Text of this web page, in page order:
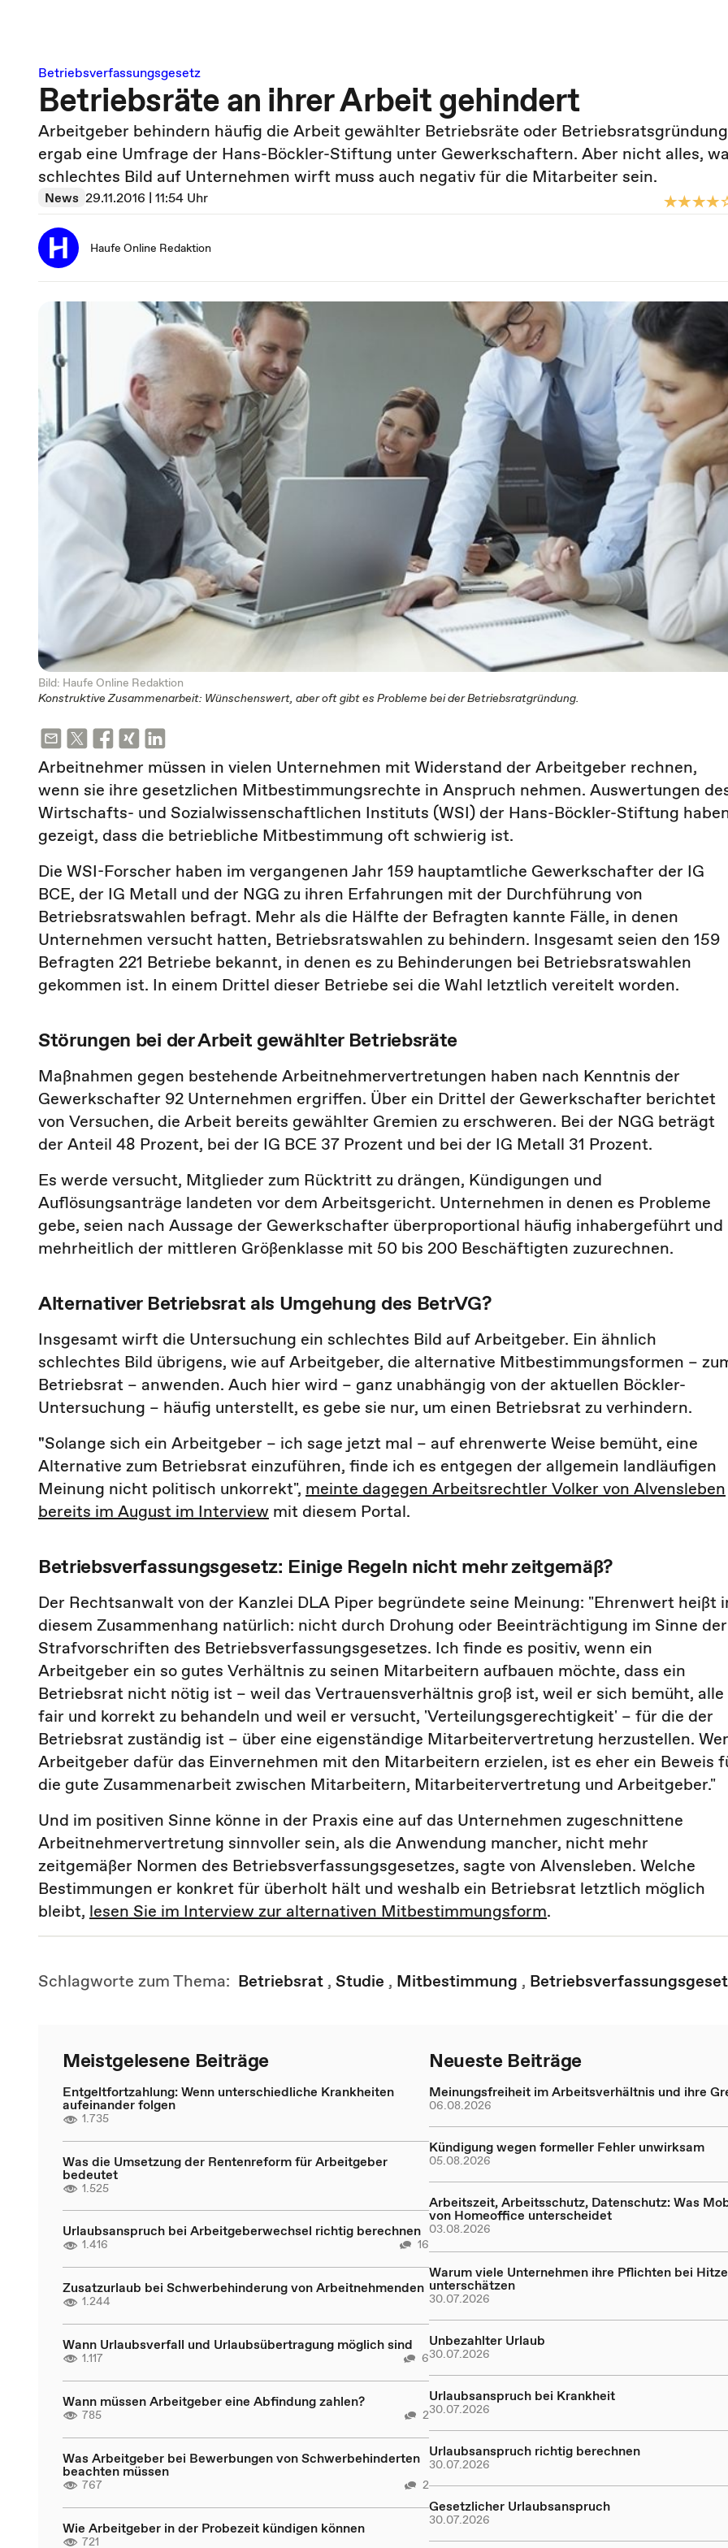
Betriebsverfassungsgesetz
Betriebsräte an ihrer Arbeit gehindert
Arbeitgeber behindern häufig die Arbeit gewählter Betriebsräte oder
ergab eine Umfrage der Hans-Böckler-Stiftung unter Gewerkschaftern. Aber nicht alles,
schlechtes Bild auf Unternehmen wirft muss auch negativ für die Mitarbeiter sein.
News 29.11.2016 | 11:54 Uhr
Haufe Online Redaktion
Bild: Haufe Online Redaktion
Konstruktive Zusammenarbeit: Wünschenswert, aber oft gibt es Probleme bei der Betriebsratgründung.
Arbeitnehmer müssen in vielen Unternehmen mit Widerstand der Arbeitgeber rechnen,
wenn sie ihre gesetzlichen Mitbestimmungsrechte in Anspruch nehmen. Auswertungen
Wirtschafts- und Sozialwissenschaftlichen Instituts (WSI) der Hans-Böckler-Stiftung
gezeigt, dass die betriebliche Mitbestimmung oft schwierig ist.
Die WSI-Forscher haben im vergangenen Jahr 159 hauptamtliche Gewerkschafter der IG
BCE, der IG Metall und der NGG zu ihren Erfahrungen mit der Durchführung von
Betriebsratswahlen befragt. Mehr als die Hälfte der Befragten kannte Fälle, in denen
Unternehmen versucht hatten, Betriebsratswahlen zu behindern. Insgesamt seien den 159
Befragten 221 Betriebe bekannt, in denen es zu Behinderungen bei Betriebsratswahlen
gekommen ist. In einem Drittel dieser Betriebe sei die Wahl letztlich vereitelt worden.
Störungen bei der Arbeit gewählter Betriebsräte
Maßnahmen gegen bestehende Arbeitnehmervertretungen haben nach Kenntnis der
Gewerkschafter 92 Unternehmen ergriffen. Über ein Drittel der Gewerkschafter berichtet
von Versuchen, die Arbeit bereits gewählter Gremien zu erschweren. Bei der NGG beträgt
der Anteil 48 Prozent, bei der IG BCE 37 Prozent und bei der IG Metall 31 Prozent.
Es werde versucht, Mitglieder zum Rücktritt zu drängen, Kündigungen und
Auflösungsanträge landeten vor dem Arbeitsgericht. Unternehmen in denen es Probleme
gebe, seien nach Aussage der Gewerkschafter überproportional häufig inhabergeführt und
mehrheitlich der mittleren Größenklasse mit 50 bis 200 Beschäftigten zuzurechnen.
Alternativer Betriebsrat als Umgehung des BetrVG?
Insgesamt wirft die Untersuchung ein schlechtes Bild auf Arbeitgeber. Ein ähnlich
schlechtes Bild übrigens, wie auf Arbeitgeber, die alternative Mitbestimmungsformen –
Betriebsrat – anwenden. Auch hier wird – ganz unabhängig von der aktuellen Böckler-
Untersuchung – häufig unterstellt, es gebe sie nur, um einen Betriebsrat zu verhindern.
"Solange sich ein Arbeitgeber – ich sage jetzt mal – auf ehrenwerte Weise bemüht, eine
Alternative zum Betriebsrat einzuführen, finde ich es entgegen der allgemein landläufigen
Meinung nicht politisch unkorrekt", meinte dagegen Arbeitsrechtler Volker von Alvensleben
bereits im August im Interview mit diesem Portal.
Betriebsverfassungsgesetz: Einige Regeln nicht mehr zeitgemäß?
Der Rechtsanwalt von der Kanzlei DLA Piper begründete seine Meinung: "Ehrenwert heißt
diesem Zusammenhang natürlich: nicht durch Drohung oder Beeinträchtigung im Sinne der
Strafvorschriften des Betriebsverfassungsgesetzes. Ich finde es positiv, wenn ein
Arbeitgeber ein so gutes Verhältnis zu seinen Mitarbeitern aufbauen möchte, dass ein
Betriebsrat nicht nötig ist – weil das Vertrauensverhältnis groß ist, weil er sich bemüht, alle
fair und korrekt zu behandeln und weil er versucht, 'Verteilungsgerechtigkeit' – für die der
Betriebsrat zuständig ist – über eine eigenständige Mitarbeitervertretung herzustellen.
Arbeitgeber dafür das Einvernehmen mit den Mitarbeitern erzielen, ist es eher ein Beweis
die gute Zusammenarbeit zwischen Mitarbeitern, Mitarbeitervertretung und Arbeitgeber."
Und im positiven Sinne könne in der Praxis eine auf das Unternehmen zugeschnittene
Arbeitnehmervertretung sinnvoller sein, als die Anwendung mancher, nicht mehr
zeitgemäßer Normen des Betriebsverfassungsgesetzes, sagte von Alvensleben. Welche
Bestimmungen er konkret für überholt hält und weshalb ein Betriebsrat letztlich möglich
bleibt, lesen Sie im Interview zur alternativen Mitbestimmungsform.
Schlagworte zum Thema: Betriebsrat , Studie , Mitbestimmung ,
Meistgelesene Beiträge
Entgeltfortzahlung: Wenn unterschiedliche Krankheiten
aufeinander folgen
1.735
Was die Umsetzung der Rentenreform für Arbeitgeber
bedeutet
1.525
Urlaubsanspruch bei Arbeitgeberwechsel richtig berechnen
1.416 16
Zusatzurlaub bei Schwerbehinderung von Arbeitnehmenden
1.244
Wann Urlaubsverfall und Urlaubsübertragung möglich sind
1.117 6
Wann müssen Arbeitgeber eine Abfindung zahlen?
785 2
Was Arbeitgeber bei Bewerbungen von Schwerbehinderten
beachten müssen
767 2
Wie Arbeitgeber in der Probezeit kündigen können
721
Neueste Beiträge
Meinungsfreiheit im Arbeitsverhältnis und ihre
06.08.2026
Kündigung wegen formeller Fehler unwirksam
05.08.2026
Arbeitszeit, Arbeitsschutz, Datenschutz: Was
von Homeoffice unterscheidet
03.08.2026
Warum viele Unternehmen ihre Pflichten bei Hitze
unterschätzen
30.07.2026
Unbezahlter Urlaub
30.07.2026
Urlaubsanspruch bei Krankheit
30.07.2026
Urlaubsanspruch richtig berechnen
30.07.2026
Gesetzlicher Urlaubsanspruch
30.07.2026